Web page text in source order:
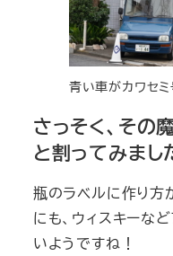
青い車がカワセミ
さっそく、その
と割ってみまし
瓶のラベルに作り方
にも、ウィスキーな
いようですね！